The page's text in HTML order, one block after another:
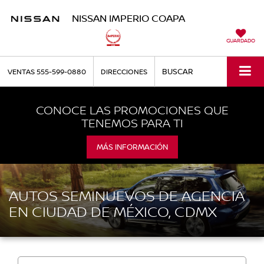
NISSAN IMPERIO COAPA
GUARDADO
VENTAS555-599-0880 DIRECCIONES BUSCAR
CONOCE LAS PROMOCIONES QUE
TENEMOS PARA TI
MÁS INFORMACIÓN
AUTOS SEMINUEVOS DE AGENCIA
EN CIUDAD DE MÉXICO, CDMX